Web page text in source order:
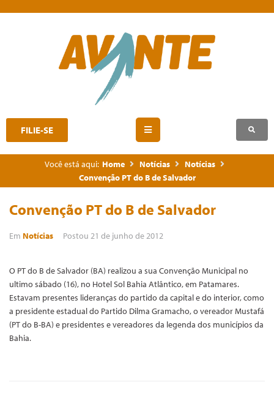
FILIE-SE
Você está aqui: Home Notícias
Notícias
Convenção PT do B de Salvador
Convenção PT do B de Salvador
Em Notícias Postou 21 de junho de 2012
O PT do B de Salvador (BA) realizou a sua Convenção Municipal no
ultimo sábado (16), no Hotel Sol Bahia Atlântico, em Patamares.
Estavam presentes lideranças do partido da capital e do interior, como
a presidente estadual do Partido Dilma Gramacho, o vereador Mustafá
(PT do B-BA) e presidentes e vereadores da legenda dos municípios da
Bahia.